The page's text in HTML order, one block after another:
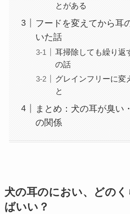
とがある
フードを変えてから耳
いた話
耳掃除しても繰り
の話
グレインフリーに変
と
まとめ：犬の耳が臭い
の関係
犬の耳のにおい、どの
ばいい？